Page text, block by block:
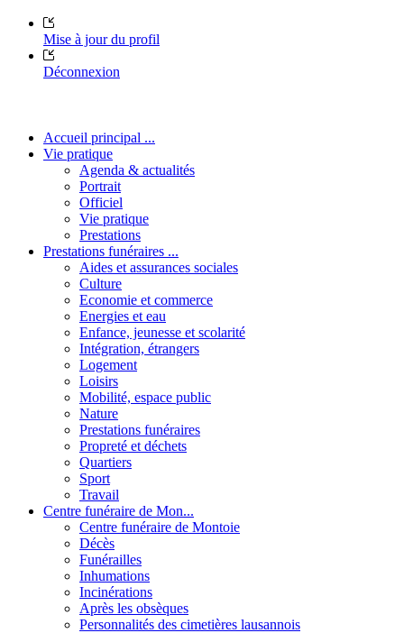
Mise à jour du profil
Déconnexion
Accueil principal ...
Vie pratique
Agenda & actualités
Portrait
Officiel
Vie pratique
Prestations
Prestations funéraires ...
Aides et assurances sociales
Culture
Economie et commerce
Energies et eau
Enfance, jeunesse et scolarité
Intégration, étrangers
Logement
Loisirs
Mobilité, espace public
Nature
Prestations funéraires
Propreté et déchets
Quartiers
Sport
Travail
Centre funéraire de Mon...
Centre funéraire de Montoie
Décès
Funérailles
Inhumations
Incinérations
Après les obsèques
Personnalités des cimetières lausannois